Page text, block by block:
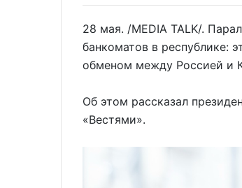
28 мая. /MEDIA TALK/.
банкоматов в республике:
обменом между Россией и
Об этом рассказал
«Вестями».